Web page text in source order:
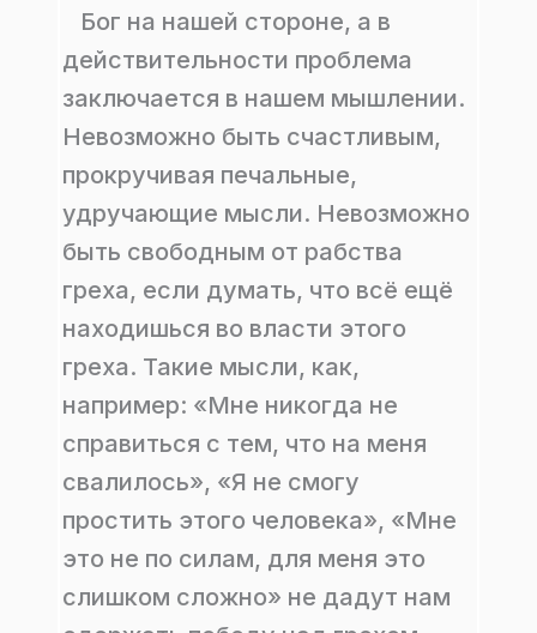
Бог на нашей стороне, а в
действительности проблема
заключается в нашем мышлении.
Невозможно быть счастливым,
прокручивая печальные,
удручающие мысли. Невозможно
быть свободным от рабства
греха, если думать, что всё ещё
находишься во власти этого
греха. Такие мысли, как,
например: «Мне никогда не
справиться с тем, что на меня
свалилось», «Я не смогу
простить этого человека», «Мне
это не по силам, для меня это
слишком сложно» не дадут нам